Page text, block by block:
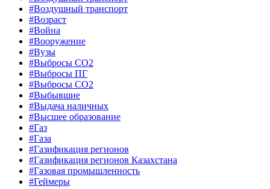
#Воздушный транспорт
#Возраст
#Война
#Вооружение
#Вузы
#Выбросы CO2
#Выбросы ПГ
#Выбросы СО2
#Выбывшие
#Выдача наличных
#Высшее образование
#Газ
#Газа
#Газификация регионов
#Газификация регионов Казахстана
#Газовая промышленность
#Геймеры